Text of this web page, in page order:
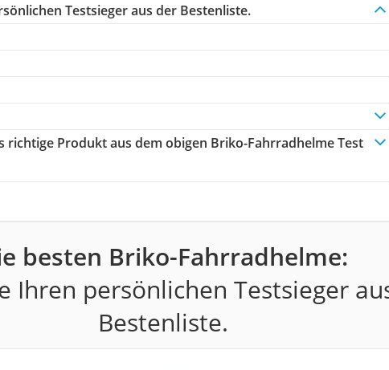
Testsieger aus der Bestenliste.
richtige Produkt aus dem obigen Briko-Fahrradhelme Test
besten Briko-Fahrradhelme:
Ihren persönlichen Testsieger
Bestenliste.